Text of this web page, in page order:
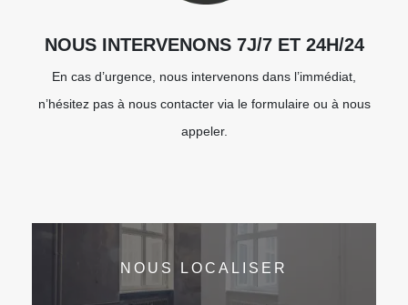
NOUS INTERVENONS 7J/7 ET 24H/24
En cas d’urgence, nous intervenons dans l’immédiat,
n’hésitez pas à nous contacter via le formulaire ou à nous
appeler.
NOUS LOCALISER